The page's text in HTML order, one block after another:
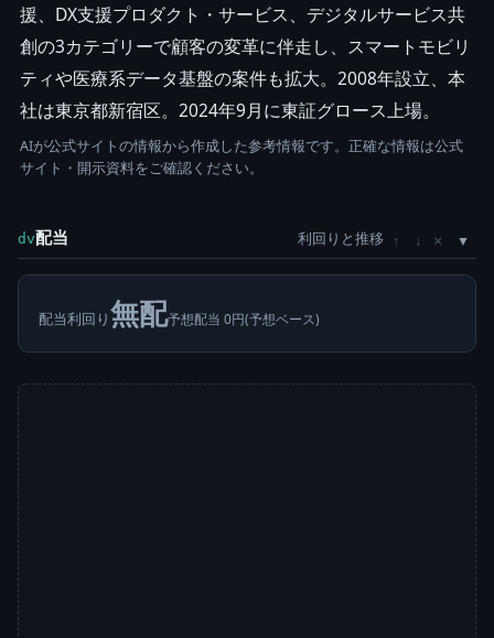
援、DX支援プロダクト・サービス、デジタルサービス共
創の3カテゴリーで顧客の変革に伴走し、スマートモビリ
ティや医療系データ基盤の案件も拡大。2008年設立、本
社は東京都新宿区。2024年9月に東証グロース上場。
AIが公式サイトの情報から作成した参考情報です。正確な情報は公式
サイト・開示資料をご確認ください。
dv配当 利回りと推移 ↑ ↓ ×
配当利回り無配予想配当 0円(予想ベース)